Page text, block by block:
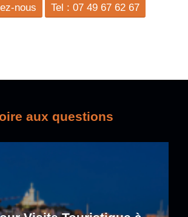
nous Tel : 07 49 67 62 67
aux questions